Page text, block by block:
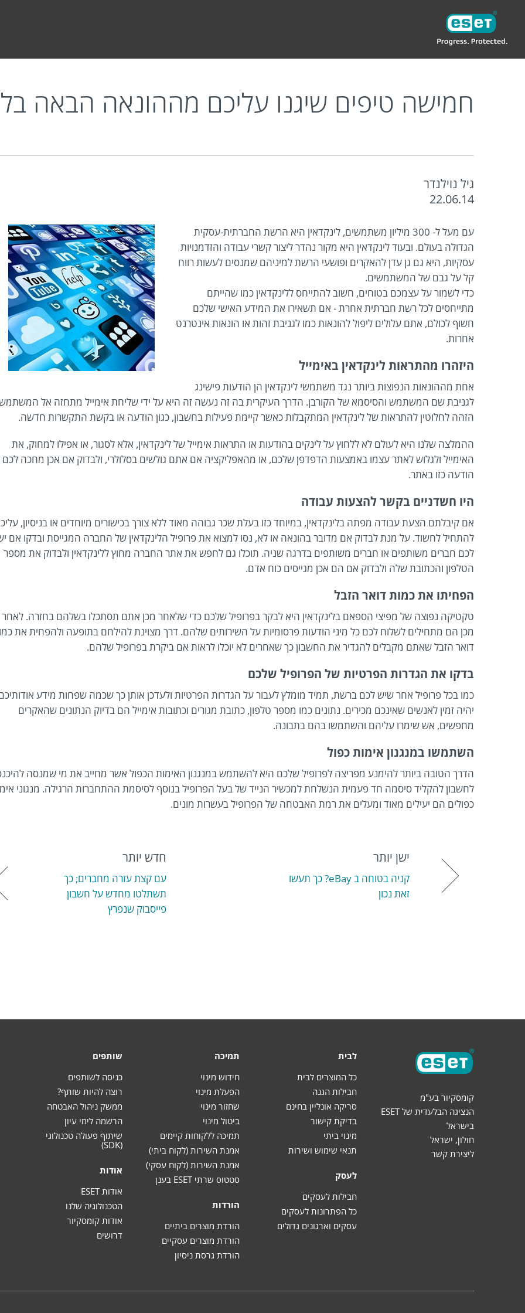
חמישה טיפים שיגנו עליכם מההונאה הבאה
גיל נוילנדר
22.06.14
עם מעל ל- 300 מיליון משתמשים, לינקדאין היא הרשת החברתית-עסקית
הגדולה בעולם. ובעוד לינקדאין היא מקור נהדר ליצור קשרי עבודה והזדמנויות
עסקיות, היא גם גן עדן להאקרים ופושעי הרשת למיניהם שמנסים לעשות רווח
קל על גבם של המשתמשים.
כדי לשמור על עצמכם בטוחים, חשוב להתייחס ללינקדאין כמו שהייתם
מתייחסים לכל רשת חברתית אחרת - אם תשאירו את המידע האישי שלכם
חשוף לכולם, אתם עלולים ליפול להונאות כמו לגניבת זהות או הונאות אינטרנט
אחרות.
היזהרו מהתראות לינקדאין באימייל
אחת מההונאות הנפוצות ביותר נגד משתמשי לינקדאין הן הודעות פישינג
לגניבת שם המשתמש והסיסמא של הקורבן. הדרך העיקרית בה זה נעשה זה היא על ידי שליחת אימייל מתחזה אל
הזהה לחלוטין להתראות של לינקדאין המתקבלות כאשר קיימת פעילות בחשבון, כגון הודעה או בקשת התקשרות חדשה.
ההמלצה שלנו היא לעולם לא ללחוץ על לינקים בהודעות או התראות אימייל של לינקדאין, אלא לסגור, או אפילו למחוק, את
האימייל ולגלוש לאתר עצמו באמצעות הדפדפן שלכם, או מהאפליקציה אם אתם גולשים בסלולרי, ולבדוק אם אכן מחכה לכם
הודעה כזו באתר.
היו חשדניים בקשר להצעות עבודה
אם קיבלתם הצעת עבודה מפתה בלינקדאין, במיוחד כזו בעלת שכר גבוהה מאוד ללא צורך בכישורים מיוחדים או בניסיון,
להתחיל לחשוד. על מנת לבדוק אם מדובר בהונאה או לא, נסו למצוא את פרופיל הלינקדאין של החברה המגייסת ובדקו אם
לכם חברים משותפים או חברים משותפים בדרגה שניה. תוכלו גם לחפש את אתר החברה מחוץ ללינקדאין ולבדוק את מספר
הטלפון והכתובת שלה ולבדוק אם הם אכן מגייסים כוח אדם.
הפחיתו את כמות דואר הזבל
טקטיקה נפוצה של מפיצי הספאם בלינקדאין היא לבקר בפרופיל שלכם כדי שלאחר מכן אתם תסתכלו בשלהם בחזרה. לאחר
מכן הם מתחילים לשלוח לכם כל מיני הודעות פרסומיות על השירותים שלהם. דרך מצוינת להילחם בתופעה ולהפחית את
דואר הזבל שאתם מקבלים להגדיר את החשבון כך שאחרים לא יוכלו לראות אם ביקרת בפרופיל שלהם.
בדקו את הגדרות הפרטיות של הפרופיל שלכם
כמו בכל פרופיל אחר שיש לכם ברשת, תמיד מומלץ לעבור על הגדרות הפרטיות ולעדכן אותן כך שכמה שפחות מידע
יהיה זמין לאנשים שאינכם מכירים. נתונים כמו מספר טלפון, כתובת מגורים וכתובות אימייל הם בדיוק הנתונים שהאקרים
מחפשים, אש שימרו עליהם והשתמשו בהם בתבונה.
השתמשו במנגנון אימות כפול
הדרך הטובה ביותר להימנע מפריצה לפרופיל שלכם היא להשתמש במנגנון האימות הכפול אשר מחייב את מי שמנסה
לחשבון להקליד סיסמה חד פעמית הנשלחת למכשיר הנייד של בעל הפרופיל בנוסף לסיסמת ההתחברות הרגילה. מנגוני
כפולים הם יעילים מאוד ומעלים את רמת האבטחה של הפרופיל בעשרות מונים.
ישן יותר
קניה בטוחה ב eBay? כך תעשו
זאת נכון
חדש יותר
עם קצת עזרה מחברים; כך
תשתלטו מחדש על חשבון
פייסבוק שנפרץ
IL בלוג פרטי
ESET
קומסקיור בע"מ
הנציגה הבלעדית של ESET
בישראל
חולון, ישראל
ליצירת קשר
לבית
כל המוצרים לבית
חבילות הגנה
סריקה אונליין בחינם
בדיקת קישור
מינוי ביתי
תנאי שימוש ושירות
לעסק
חבילות לעסקים
כל הפתרונות לעסקים
עסקים וארגונים גדולים
תמיכה
חידוש מינוי
הפעלת מינוי
שחזור מינוי
ביטול מינוי
תמיכה ללקוחות קיימים
אמנת השירות (לקוח ביתי)
אמנת השירות (לקוח עסקי)
סטטוס שרתי ESET בענן
הורדות
הורדת מוצרים ביתיים
הורדת מוצרים עסקיים
הורדת גרסת ניסיון
שותפים
כניסה לשותפים
רוצה להיות שותף?
ממשק ניהול האבטחה
הרשמה לימי עיון
שיתוף פעולה טכנולוגי
(SDK)
אודות
אודות ESET
הטכנולוגיה שלנו
אודות קומסקיור
דרושים